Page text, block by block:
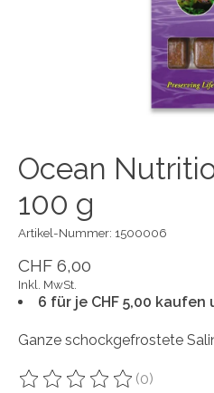
Ocean
100 g
Artikel-Nummer: 1500006
CHF 6,00
Inkl. MwSt.
6 für je CHF 5,00 kaufen
Ganze schockgefrostete
Die Bewertung dieses
(0)